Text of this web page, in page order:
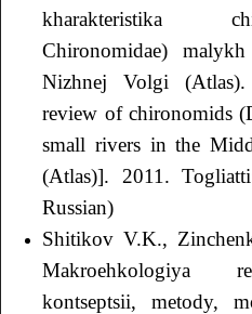
kharakteristika
Chironomidae)
Nizhnej Volgi
review of chironomids
small rivers in the
(Atlas)]. 2011.
Russian)
Shitikov V.K.,
Makroehkologiya
kontseptsii, metody,